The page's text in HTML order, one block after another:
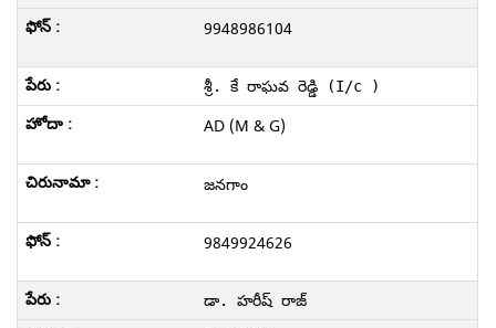
9948986104
శ్రీ. కే రాఘవ రెడ్డి (I/c )
AD (M & G)
జనగాం
9849924626
డా. హరీష్ రాజ్